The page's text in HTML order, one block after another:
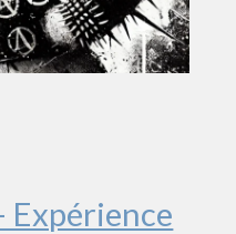
Expérience